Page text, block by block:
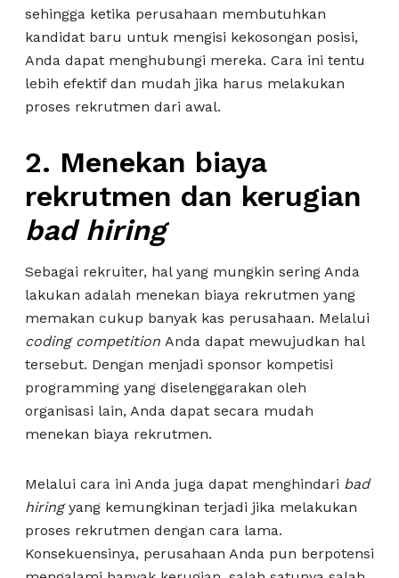
sehingga ketika perusahaan membutuhkan
kandidat baru untuk mengisi kekosongan posisi,
Anda dapat menghubungi mereka. Cara ini tentu
lebih efektif dan mudah jika harus melakukan
proses rekrutmen dari awal.
2. Menekan biaya
rekrutmen dan kerugian
bad hiring
Sebagai rekruiter, hal yang mungkin sering Anda
lakukan adalah menekan biaya rekrutmen yang
memakan cukup banyak kas perusahaan. Melalui
coding competition Anda dapat mewujudkan hal
tersebut. Dengan menjadi sponsor kompetisi
programming yang diselenggarakan oleh
organisasi lain, Anda dapat secara mudah
menekan biaya rekrutmen.
Melalui cara ini Anda juga dapat menghindari bad
hiringyang kemungkinan terjadi jika melakukan
proses rekrutmen dengan cara lama.
Konsekuensinya, perusahaan Anda pun berpotensi